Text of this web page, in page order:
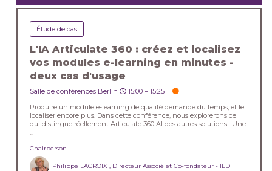
Étude de cas
L'IA Articulate 360 : créez et localisez
vos modules e-learning en minutes -
deux cas d'usage
Salle de conférences Berlin 15:00 –15:25
Produire un module e-learning de qualité demande du temps, et le
localiser encore plus. Dans cette conférence, nous explorerons ce
qui distingue réellement Articulate 360 AI des autres solutions : Une
...
Chairperson
Philippe LACROIX , Directeur Associé et Co-fondateur - ILDI